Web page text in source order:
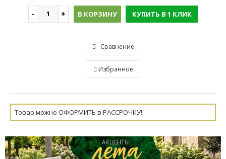
В КОРЗИНУ КУПИТЬ В 1 КЛИК
Сравнение
Избранное
Товар можно ОФОРМИТЬ в РАССРОЧКУ!